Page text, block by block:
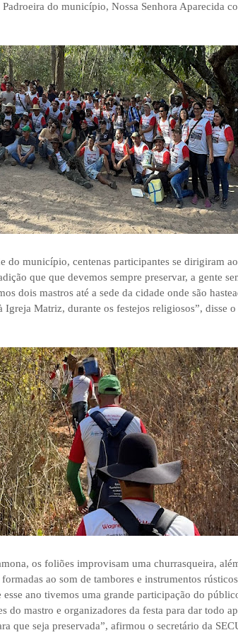
do município, Nossa Senhora Aparecida
do município, centenas participantes se dirigiram
que que devemos sempre preservar, a gente
dois mastros até a sede da cidade onde são
Matriz, durante os festejos religiosos”, disse o
os foliões improvisam uma churrasqueira,
ao som de tambores e instrumentos
ano tivemos uma grande participação do
do mastro e organizadores da festa para dar todo
que seja preservada”, afirmou o secretário da